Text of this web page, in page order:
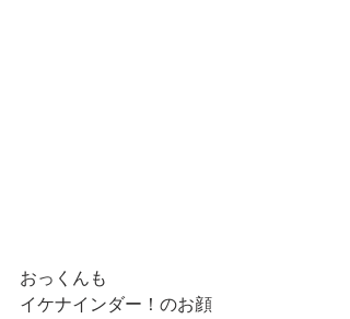
おっくんも
イケナインダー！のお顔